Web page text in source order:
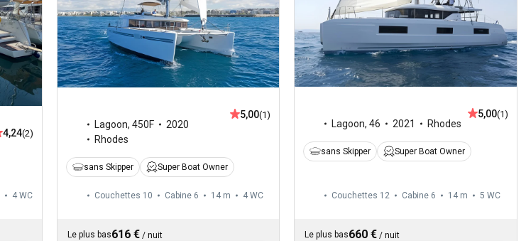
4,24(2)
4 WC
Lagoon, 450F
2020
Rhodes
5,00(1)
sans Skipper Super Boat Owner
Couchettes 10 Cabine 6 14 m 4 WC
Le plus bas616 €/ nuit
Lagoon,46 2021 Rhodes
5,00(1)
sans Skipper Super Boat Owner
Couchettes 12 Cabine 6 14 m 5 WC
Le plus bas660 € /nuit